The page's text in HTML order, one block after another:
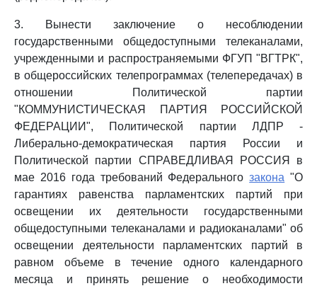
3. Вынести заключение о несоблюдении
государственными общедоступными телеканалами,
учрежденными и распространяемыми ФГУП "ВГТРК",
в общероссийских телепрограммах (телепередачах) в
отношении Политической партии
"КОММУНИСТИЧЕСКАЯ ПАРТИЯ РОССИЙСКОЙ
ФЕДЕРАЦИИ", Политической партии ЛДПР -
Либерально-демократическая партия России и
Политической партии СПРАВЕДЛИВАЯ РОССИЯ в
мае 2016 года требований Федеральногозакона "О
гарантиях равенства парламентских партий при
освещении их деятельности государственными
общедоступными телеканалами и радиоканалами" об
освещении деятельности парламентских партий в
равном объеме в течение одного календарного
месяца и принять решение о необходимости